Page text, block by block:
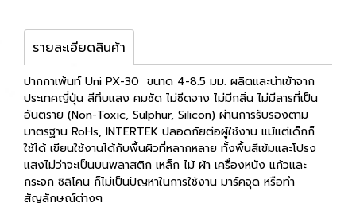
รายละเอียดสินค้า
ปากกาเพ้นท์ Uni PX-30 ขนาด 4-8.5 มม. ผลิตและนำเข้าจาก
ประเทศญี่ปุ่น สีทึบแสง คมชัด ไม่ซีดจาง ไม่มีกลิ่น ไม่มีสารที่เป็น
อันตราย (Non-Toxic, Sulphur, Silicon) ผ่านการรับรองตาม
มาตรฐาน RoHs, INTERTEK ปลอดภัยต่อผู้ใช้งาน แม้แต่เด็กก็
ใช้ได้ เขียนใช้งานได้กับพื้นผิวที่หลากหลาย ทั้งพื้นสีเข้มและโปรง
แสงไม่ว่าจะเป็นบนพลาสติก เหล็ก ไม้ ผ้า เครื่องหนัง แก้วและ
กระจก ซิลิโคน ก็ไม่เป็นปัญหาในการใช้งาน มาร์คจุด หรือทำ
สัญลักษณ์ต่างๆ